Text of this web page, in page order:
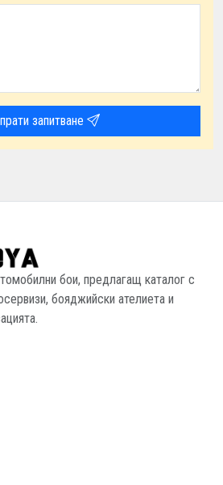
запитване
бои, предлагащ каталог с
бояджийски ателиета и